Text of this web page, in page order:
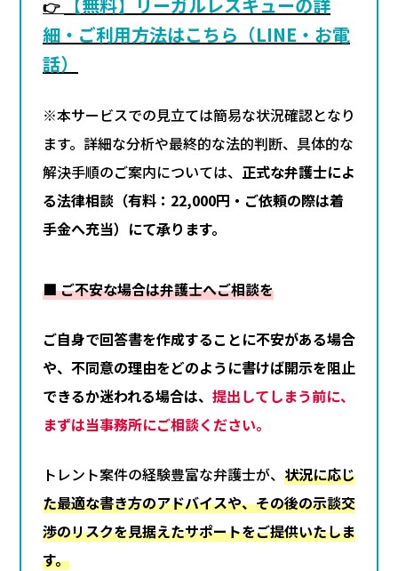
👉
細・ご利用方法はこちら（LINE・お電
話）
※本サービスでの見立ては簡易な状況確認となり
ます。詳細な分析や最終的な法的判断、具体的な
解決手順のご案内については、 正式な弁護士によ
る法律相談（有料：22,000円・ご依頼の際は着
手金へ充当）にて承ります。
■ ご不安な場合は弁護士へご相談を
ご自身で回答書を作成することに不安がある場合
や、不同意の理由をどのように書けば開示を阻止
できるか迷われる場合は、 提出してしまう前に、
まずは当事務所にご相談ください。
トレント案件の経験豊富な弁護士が、 状況に応じ
た最適な書き方のアドバイスや、その後の示談交
渉のリスクを見据えたサポートをご提供いたしま
す。